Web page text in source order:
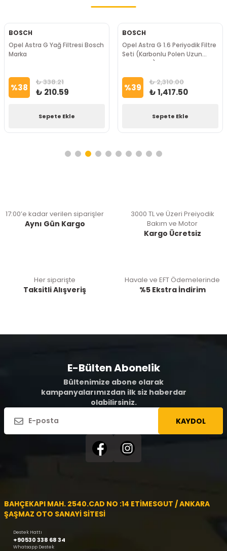
BOSCH
Opel Astra G Yağ Filtresi Bosch
Marka
%38 ₺ 338.21
₺ 210.59
Sepete Ekle
BOSCH
Opel Astra G 1.6 Periyodik Filtre
Seti (Karbonlu Polen Uzun
Delphi Tip) Bosch Marka
%39 ₺ 2,310.00
₺ 1,417.50
Sepete Ekle
17:00’e kadar verilen siparişler
Aynı Gün Kargo
3000 TL ve Üzeri Preiyodik
Bakım ve Motor
Kargo Ücretsiz
Her siparişte
Taksitli Alışveriş
Havale ve EFT Ödemelerinde
%5 Ekstra İndirim
E-Bülten Abonelik
Bültenimize abone olarak
kampanyalarımızdan ilk siz haberdar
olabilirsiniz.
KAYDOL
BAHÇEKAPI MAH. 2540.CAD NO :14 ETİMESGUT / ANKARA
ŞAŞMAZ OTO SANAYİ SİTESİ
Destek Hattı
+90530 338 68 34
Whatsapp Destek